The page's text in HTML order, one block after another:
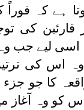
ہے کہ
قارئین کی
اسی لیے جب
اس کی
کا جو جزء
کو وہ آغاز